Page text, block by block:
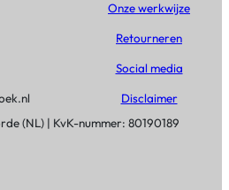
Onze werkwijze
Retourneren
Social media
Disclaimer
(NL) | KvK-nummer: 80190189